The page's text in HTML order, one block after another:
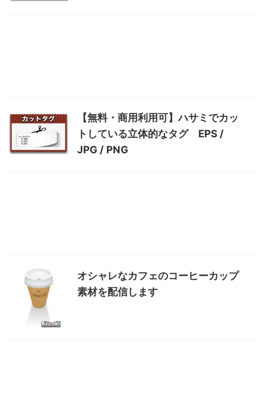
【無料・商用利用可】ハサミでカッ
トしている立体的なタグ EPS /
JPG / PNG
オシャレなカフェのコーヒーカップ
素材を配信します